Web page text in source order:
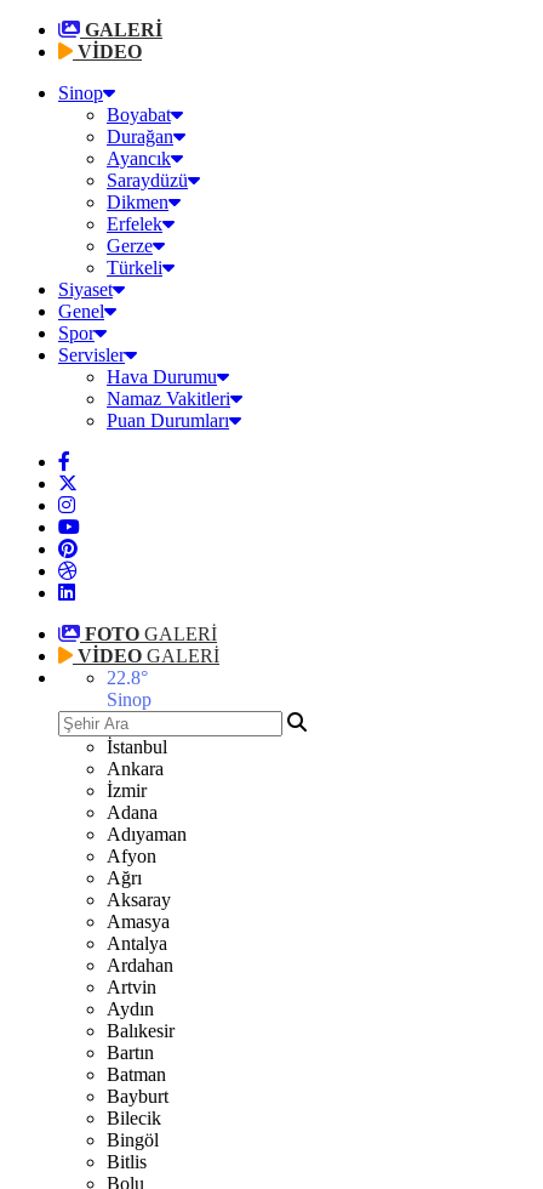
GALERİ
VİDEO
Sinop
Boyabat
Durağan
Ayancık
Saraydüzü
Dikmen
Erfelek
Gerze
Türkeli
Siyaset
Genel
Spor
Servisler
Hava Durumu
Namaz Vakitleri
Puan Durumları
FOTO GALERİ
VİDEO GALERİ
22.8°
Sinop
İstanbul
Ankara
İzmir
Adana
Adıyaman
Afyon
Ağrı
Aksaray
Amasya
Antalya
Ardahan
Artvin
Aydın
Balıkesir
Bartın
Batman
Bayburt
Bilecik
Bingöl
Bitlis
Bolu